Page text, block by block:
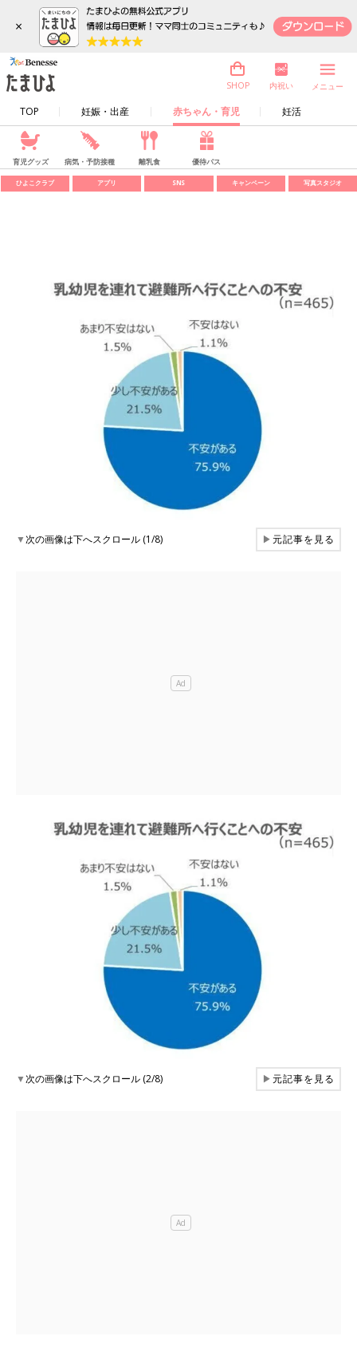
×
TOP 妊娠・出産 赤ちゃん・育児 妊活
SHOP 内祝い メニュー
育児グッズ 病気・予防接種 離乳食 優待パス
ひよこクラブ アプリ SNS キャンペーン 写真スタジオ
▼次の画像は下へスクロール (1/8) ▶元記事を見る
▼次の画像は下へスクロール (2/8) ▶元記事を見る